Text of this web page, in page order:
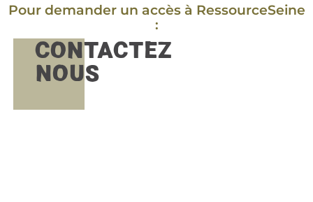
Pour demander un accès à RessourceSeine
:
CONTACTEZ
NOUS